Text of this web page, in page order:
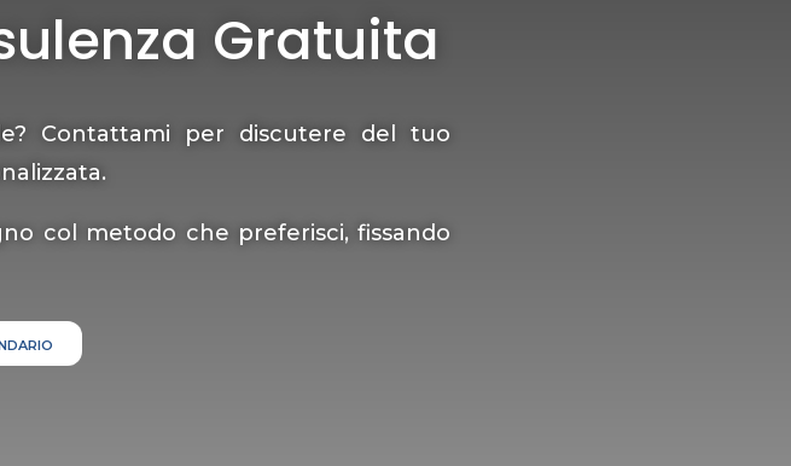
Gratuita
Contattami per discutere del tuo
col metodo che preferisci, fissando